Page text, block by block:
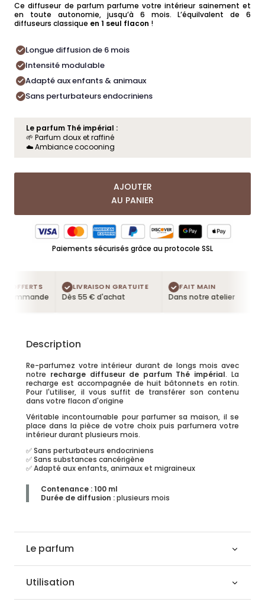
Ce diffuseur de parfum parfume votre intérieur sainement et
en toute autonomie, jusqu’à 6 mois. L’équilvalent de 6
diffuseurs classique en 1 seul flacon !
Longue diffusion de 6 mois
Intensité modulable
Adapté aux enfants & animaux
Sans perturbateurs endocriniens
Le parfum Thé impérial :
🌱 Parfum doux et raffiné
☁️ Ambiance cocooning
AJOUTER
AU PANIER
Paiements sécurisés grâce au protocole SSL
OFFERTS LIVRAISON GRATUITE
Dès 55 € d'achat
FAIT MAIN
Dans notre atelier
Description
Re-parfumez votre intérieur durant de longs mois avec
notre recharge diffuseur de parfum Thé impérial. La
recharge est accompagnée de huit bâtonnets en rotin.
Pour l'utiliser, il vous suffit de transférer son contenu
dans votre flacon d'origine
Véritable incontournable pour parfumer sa maison, il se
place dans la pièce de votre choix puis parfumera votre
intérieur durant plusieurs mois.
✅ Sans perturbateurs endocriniens
✅ Sans substances cancérigène
✅ Adapté aux enfants, animaux et migraineux
Contenance : 100 ml
Durée de diffusion :plusieurs mois
Le parfum
Utilisation